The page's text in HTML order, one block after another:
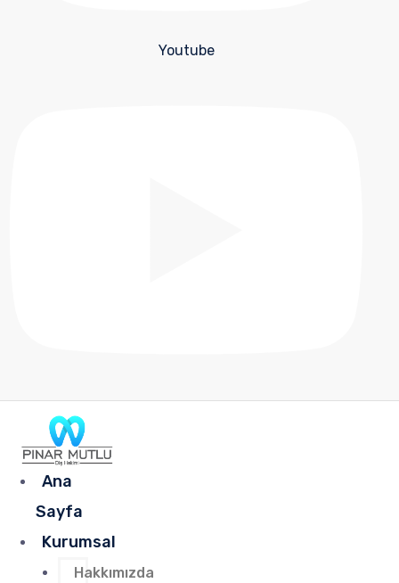
Youtube
Ana
Sayfa
Kurumsal
Hakkımızda